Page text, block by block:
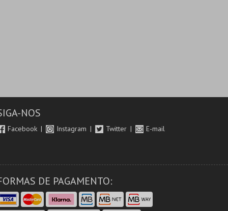
NOS
Facebook Instagram Twitter E-mail
DE PAGAMENTO: